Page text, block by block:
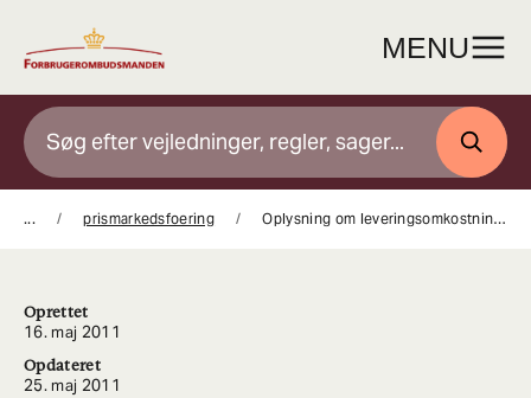
indhold
MENU
SØG
... prismarkedsfoering Oplysning om leveringsomkostninger i annonce
Oprettet
16. maj 2011
Opdateret
25. maj 2011